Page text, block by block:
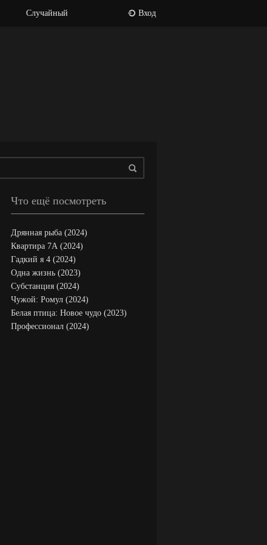
Случайный Вход
Что ещё посмотреть
Дрянная рыба (2024)
Квартира 7А (2024)
Гадкий я 4 (2024)
Одна жизнь (2023)
Субстанция (2024)
Чужой: Ромул (2024)
Белая птица: Новое чудо (2023)
Профессионал (2024)